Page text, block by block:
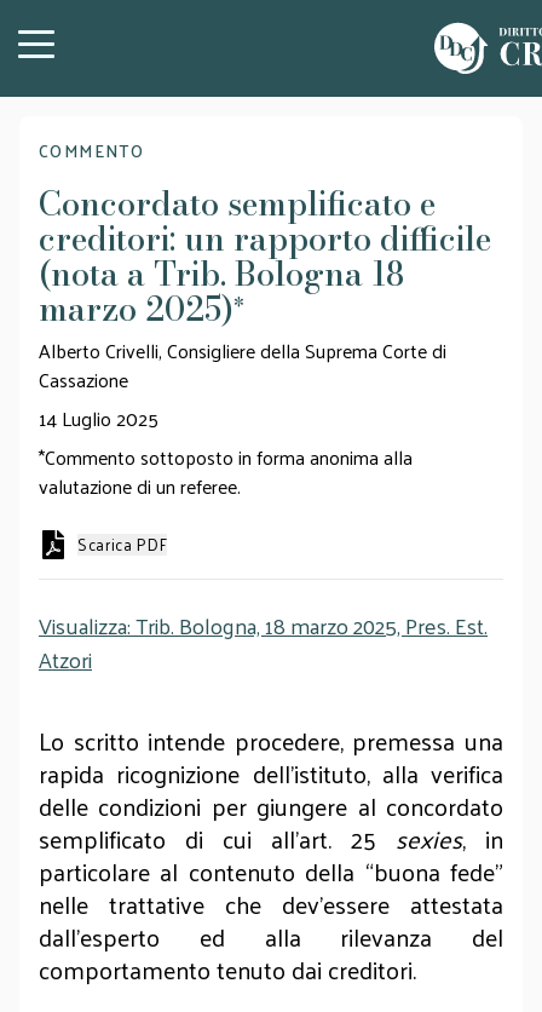
COMMENTO
Concordato semplificato e
creditori: un rapporto difficile
(nota a Trib. Bologna 18
marzo 2025)*
Alberto Crivelli, Consigliere della Suprema Corte di
Cassazione
14 Luglio 2025
*Commento sottoposto in forma anonima alla
valutazione di un referee.
Scarica PDF
Visualizza: Trib. Bologna, 18 marzo 2025, Pres. Est.
Atzori
Lo scritto intende procedere, premessa una
rapida ricognizione dell’istituto, alla verifica
delle condizioni per giungere al concordato
semplificato di cui all’art. 25 sexies, in
particolare al contenuto della “buona fede”
nelle trattative che dev’essere attestata
dall’esperto ed alla rilevanza del
comportamento tenuto dai creditori.